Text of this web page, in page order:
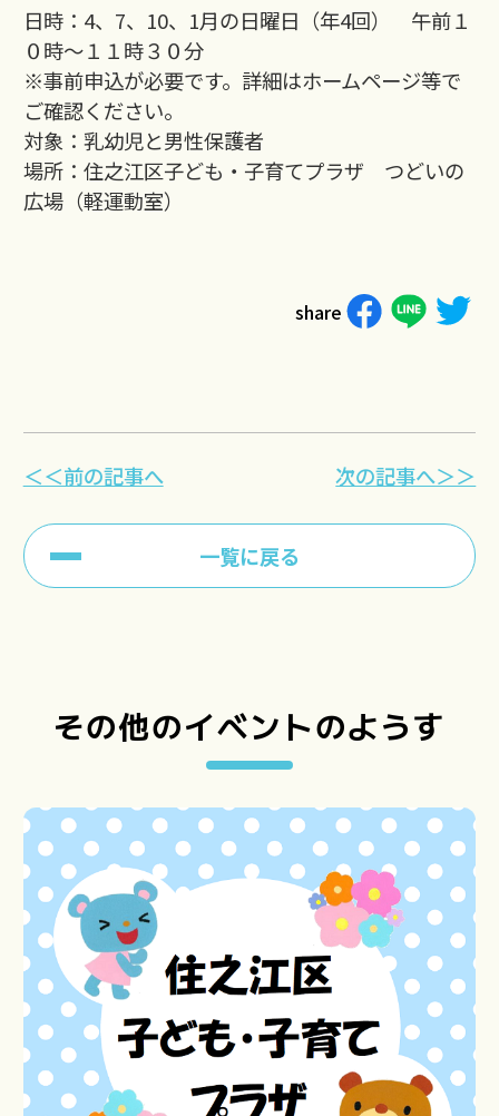
日時：4、7、10、1月の日曜日（年4回） 午前１
０時～１１時３０分
※事前申込が必要です。詳細はホームページ等で
ご確認ください。
対象：乳幼児と男性保護者
場所：住之江区子ども・子育てプラザ つどいの
広場（軽運動室）
share
＜＜前の記事へ
一覧に戻る
次の記事へ＞＞
その他のイベントのようす